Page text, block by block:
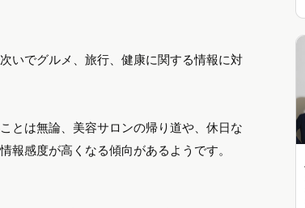
いでグルメ、旅行、健康に関する情報に対
とは無論、美容サロンの帰り道や、休日な
報感度が高くなる傾向があるようです。